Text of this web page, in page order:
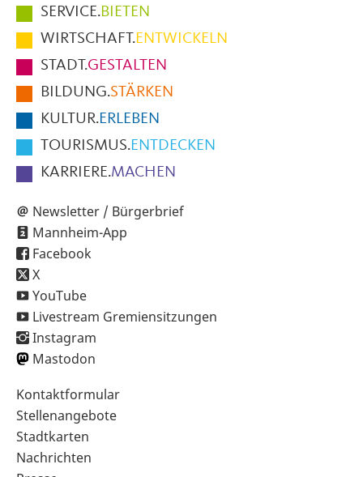
Hauptmenüpunkte
im
Fußbereich
der
Seite
SERVICE.BIETEN
WIRTSCHAFT.ENTWICKELN
STADT.GESTALTEN
BILDUNG.STÄRKEN
KULTUR.ERLEBEN
TOURISMUS.ENTDECKEN
KARRIERE.MACHEN
Newsletter / Bürgerbrief
Mannheim-App
Facebook
X
YouTube
Livestream Gremiensitzungen
Instagram
Mastodon
Sekundärnavigation
im
Fußbereich
Kontaktformular
Stellenangebote
Stadtkarten
Nachrichten